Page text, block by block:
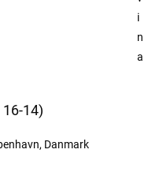
16-14)
Danmark